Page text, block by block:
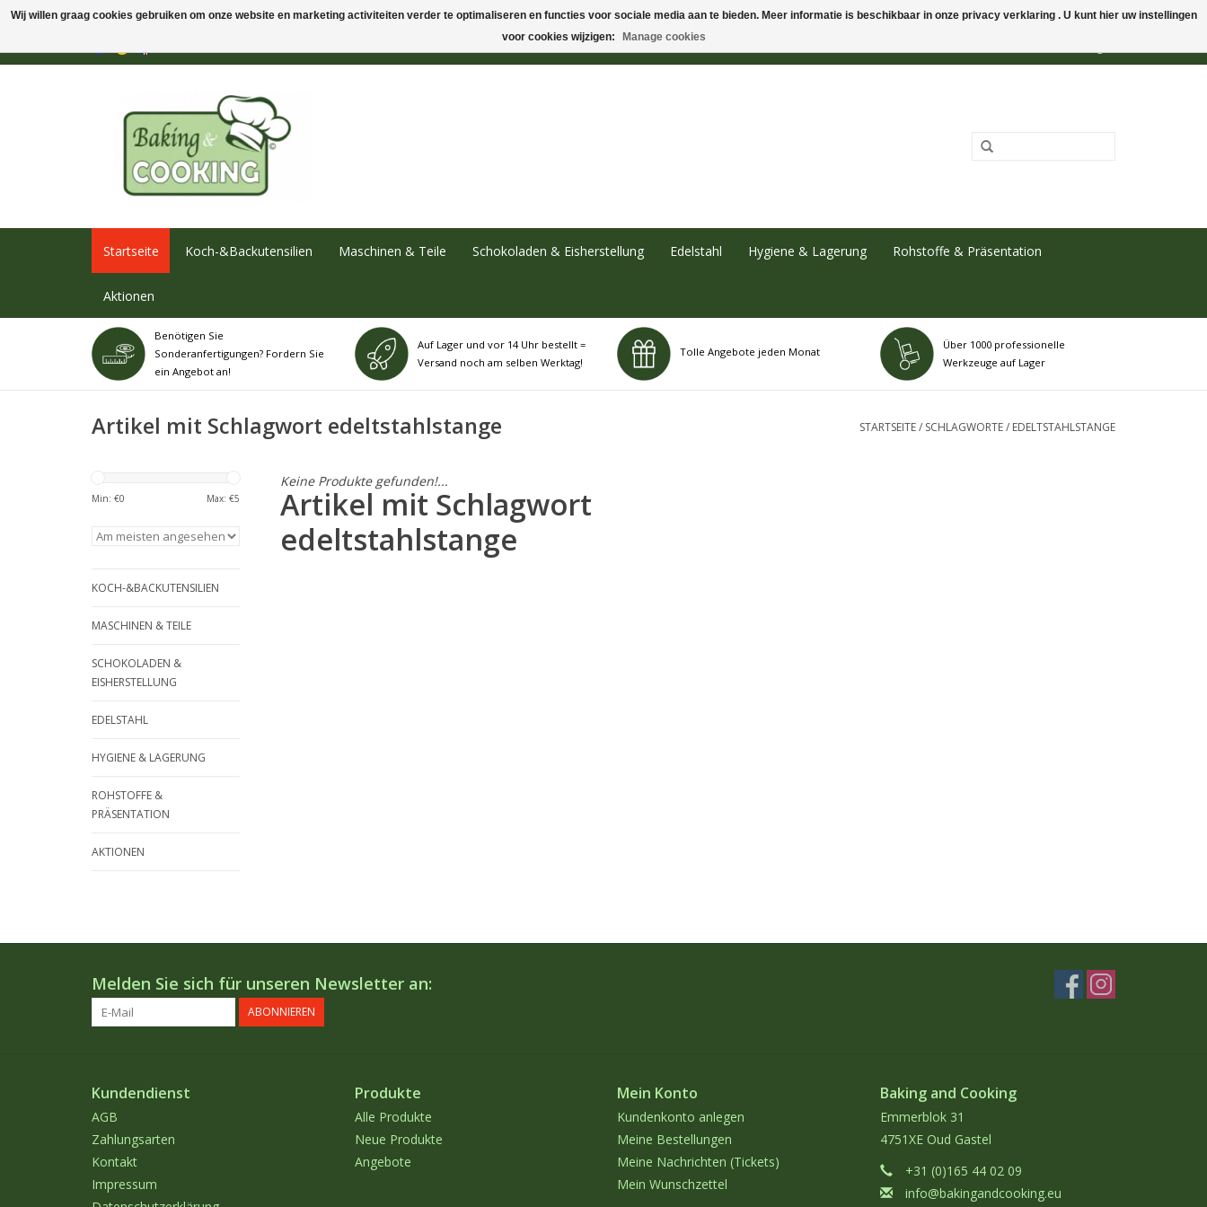
Startseite Koch-&Backutensilien Maschinen & Teile Schokoladen & Eisherstellung Edelstahl Hygiene & Lagerung Rohstoffe & Präsentation
Aktionen
Benötigen Sie
Sonderanfertigungen? Fordern Sie
ein Angebot an!
Auf Lager und vor 14 Uhr bestellt =
Versand noch am selben Werktag!
Tolle Angebote jeden Monat
Über 1000 professionelle
Werkzeuge auf Lager
Artikel mit Schlagwort edeltstahlstange STARTSEITE/ SCHLAGWORTE/ EDELTSTAHLSTANGE
Min: €0 Max: €5
KOCH-&BACKUTENSILIEN
MASCHINEN & TEILE
SCHOKOLADEN &
EISHERSTELLUNG
EDELSTAHL
HYGIENE & LAGERUNG
ROHSTOFFE &
PRÄSENTATION
AKTIONEN
Keine Produkte gefunden!...
Artikel mit Schlagwort
edeltstahlstange
Melden Sie sich für unseren Newsletter an:
ABONNIEREN
Kundendienst
AGB
Zahlungsarten
Kontakt
Impressum
Produkte
Alle Produkte
Neue Produkte
Angebote
Mein Konto
Kundenkonto anlegen
Meine Bestellungen
Meine Nachrichten (Tickets)
Mein Wunschzettel
Baking and Cooking
Emmerblok 31
4751XE Oud Gastel
+31 (0)165 44 02 09
info@bakingandcooking.eu
Wij willen graag cookies gebruiken om onze website en marketing activiteiten verder te optimaliseren en functies voor sociale media aan te bieden. Meer informatie is beschikbaar in onze privacy verklaring . U kunt hier uw instellingen
voor cookies wijzigen:
Manage cookies